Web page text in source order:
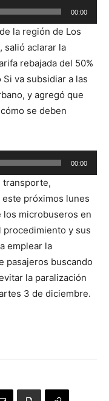
00:00
la región de Los
salió aclarar la
rebajada del 50%
va subsidiar a las
y agregó que
se deben
00:00
transporte,
próximos lunes
microbuseros en
procedimiento y sus
emplear la
pasajeros buscando
la paralización
3 de diciembre.